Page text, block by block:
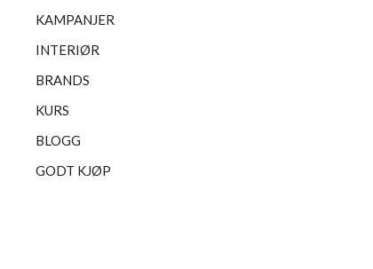
KAMPANJER
INTERIØR
BRANDS
KURS
BLOGG
GODT KJØP